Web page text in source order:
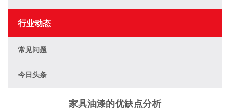
行业动态
常见问题
今日头条
家具油漆的优缺点分析